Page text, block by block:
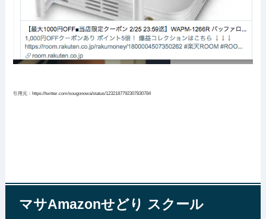
引用元：https://twitter.com/sougonowa/status/1232187792307830784
マサAmazonせどり スクール